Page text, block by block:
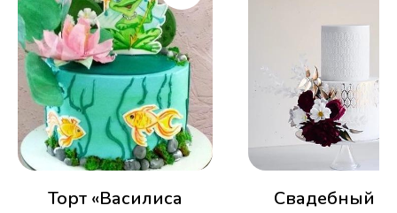
Торт «Василиса
Свадебный